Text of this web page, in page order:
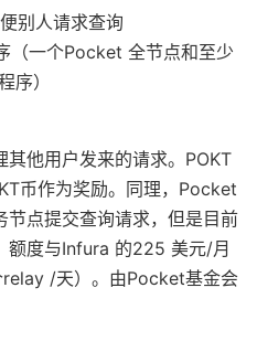
别人请求查询
（一个Pocket 全节点和至少
序）
他用户发来的请求。POKT
币作为奖励。同理，Pocket
节点提交查询请求，但是目前
额度与Infura 的225 美元/月
/天）。由Pocket基金会